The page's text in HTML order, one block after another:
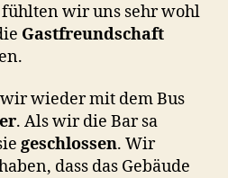
fühlten wir uns sehr wohl
Gastfreundschaft
wieder mit dem Bus
. Als wir die Bar sa
geschlossen. Wir
dass das Gebäude